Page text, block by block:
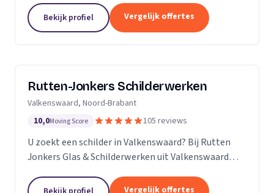
kostenbesparend voor u als klant. Bovendien kunt u
rekenen op...
Bekijk profiel Vergelijk offertes
Rutten-Jonkers Schilderwerken
Valkenswaard, Noord-Brabant
10,0Moving Score 105 reviews
U zoekt een schilder in Valkenswaard? Bij Rutten
Jonkers Glas & Schilderwerken uit Valkenswaard
Vergelijk offertes